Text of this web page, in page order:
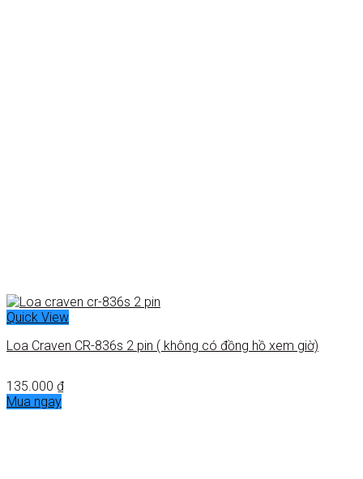
Quick View
Loa Craven CR-836s 2 pin ( không có đồng hồ xem giờ)
135.000 ₫
Mua ngay